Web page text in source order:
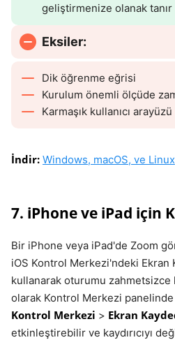
geliştirmenize olanak tanır
Eksiler:
Dik öğrenme eğrisi
Kurulum önemli ölçüde
Karmaşık kullanıcı arayüzü
İndir: Windows, macOS, ve Linux
7. iPhone ve iPad için
Bir iPhone veya iPad'de Zoom
iOS Kontrol Merkezi'ndeki Ekran
kullanarak oturumu zahmetsizce
olarak Kontrol Merkezi
Kontrol Merkezi > Ekran
etkinleştirebilir ve kaydırıcıyı